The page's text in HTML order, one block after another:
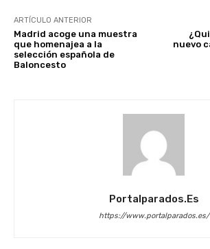
ARTÍCULO ANTERIOR
Madrid acoge una muestra
que homenajea a la
selección española de
Baloncesto
nuevo
Portalparados.es
https://www.portalparados.es/